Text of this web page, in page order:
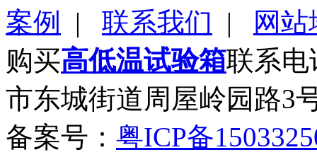
案例
| 联系我们 |
网
购买高低温试验箱联系电
市东城街道周屋岭园路3
备案号： 粤ICP备